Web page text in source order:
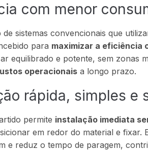
com menor
sistemas convencionais que
para maximizar a eficiência
equilibrado e potente, sem zonas
operacionais a longo prazo.
rápida, simples e
permite instalação imediata
em redor do material e fixar.
e reduz o tempo de paragem,